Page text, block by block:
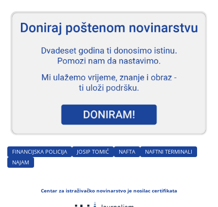
FINANCIJSKA POLICIJA JOSIP TOMIĆ NAFTA
NAFTNI TERMINALI
NAJAM
Centar za istraživačko novinarstvo je nosilac certifikata